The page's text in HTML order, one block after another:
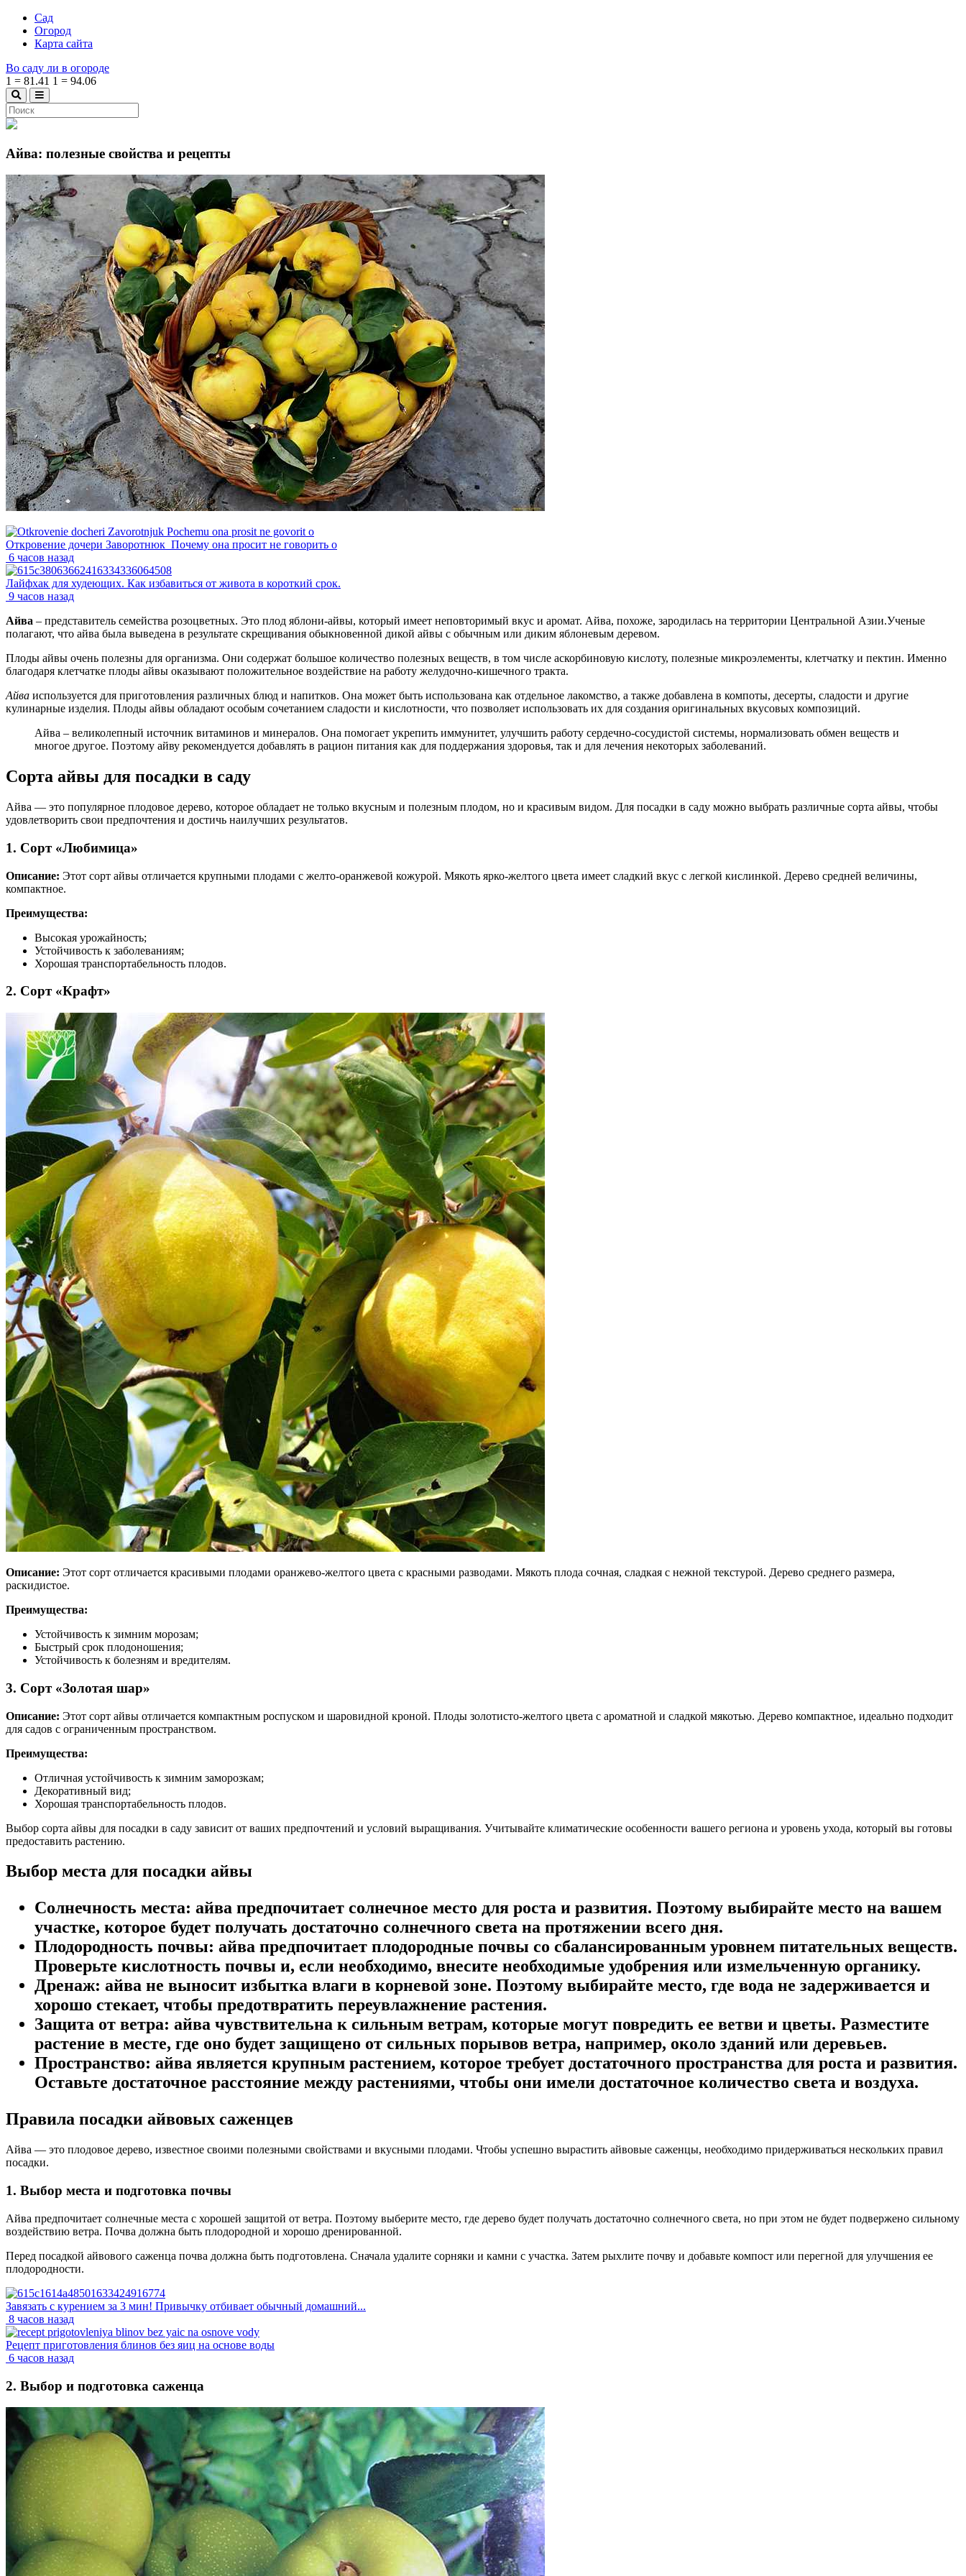
Сад
Огород
Карта сайта
Во саду ли в огороде
1 = 81.41 1 = 94.06
Айва: полезные свойства и рецепты
Откровение дочери Заворотнюк_Почему она просит не говорить о
6 часов назад
Лайфхак для худеющих. Как избавиться от живота в короткий срок.
9 часов назад
Айва – представитель семейства розоцветных. Это плод яблони-айвы, который имеет неповторимый вкус и аромат. Айва, похоже, зародилась на территории Центральной Азии.Ученые
полагают, что айва была выведена в результате скрещивания обыкновенной дикой айвы с обычным или диким яблоневым деревом.
Плоды айвы очень полезны для организма. Они содержат большое количество полезных веществ, в том числе аскорбиновую кислоту, полезные микроэлементы, клетчатку и пектин. Именно
благодаря клетчатке плоды айвы оказывают положительное воздействие на работу желудочно-кишечного тракта.
Айва используется для приготовления различных блюд и напитков. Она может быть использована как отдельное лакомство, а также добавлена в компоты, десерты, сладости и другие
кулинарные изделия. Плоды айвы обладают особым сочетанием сладости и кислотности, что позволяет использовать их для создания оригинальных вкусовых композиций.
Айва – великолепный источник витаминов и минералов. Она помогает укрепить иммунитет, улучшить работу сердечно-сосудистой системы, нормализовать обмен веществ и
многое другое. Поэтому айву рекомендуется добавлять в рацион питания как для поддержания здоровья, так и для лечения некоторых заболеваний.
Сорта айвы для посадки в саду
Айва — это популярное плодовое дерево, которое обладает не только вкусным и полезным плодом, но и красивым видом. Для посадки в саду можно выбрать различные сорта айвы, чтобы
удовлетворить свои предпочтения и достичь наилучших результатов.
1. Сорт «Любимица»
Описание: Этот сорт айвы отличается крупными плодами с желто-оранжевой кожурой. Мякоть ярко-желтого цвета имеет сладкий вкус с легкой кислинкой. Дерево средней величины,
компактное.
Преимущества:
Высокая урожайность;
Устойчивость к заболеваниям;
Хорошая транспортабельность плодов.
2. Сорт «Крафт»
Описание: Этот сорт отличается красивыми плодами оранжево-желтого цвета с красными разводами. Мякоть плода сочная, сладкая с нежной текстурой. Дерево среднего размера,
раскидистое.
Преимущества:
Устойчивость к зимним морозам;
Быстрый срок плодоношения;
Устойчивость к болезням и вредителям.
3. Сорт «Золотая шар»
Описание: Этот сорт айвы отличается компактным роспуском и шаровидной кроной. Плоды золотисто-желтого цвета с ароматной и сладкой мякотью. Дерево компактное, идеально подходит
для садов с ограниченным пространством.
Преимущества:
Отличная устойчивость к зимним заморозкам;
Декоративный вид;
Хорошая транспортабельность плодов.
Выбор сорта айвы для посадки в саду зависит от ваших предпочтений и условий выращивания. Учитывайте климатические особенности вашего региона и уровень ухода, который вы готовы
предоставить растению.
Выбор места для посадки айвы
Солнечность места: айва предпочитает солнечное место для роста и развития. Поэтому выбирайте место на вашем
участке, которое будет получать достаточно солнечного света на протяжении всего дня.
Плодородность почвы: айва предпочитает плодородные почвы со сбалансированным уровнем питательных веществ.
Проверьте кислотность почвы и, если необходимо, внесите необходимые удобрения или измельченную органику.
Дренаж: айва не выносит избытка влаги в корневой зоне. Поэтому выбирайте место, где вода не задерживается и
хорошо стекает, чтобы предотвратить переувлажнение растения.
Защита от ветра: айва чувствительна к сильным ветрам, которые могут повредить ее ветви и цветы. Разместите
растение в месте, где оно будет защищено от сильных порывов ветра, например, около зданий или деревьев.
Пространство: айва является крупным растением, которое требует достаточного пространства для роста и развития.
Оставьте достаточное расстояние между растениями, чтобы они имели достаточное количество света и воздуха.
Правила посадки айвовых саженцев
Айва — это плодовое дерево, известное своими полезными свойствами и вкусными плодами. Чтобы успешно вырастить айвовые саженцы, необходимо придерживаться нескольких правил
посадки.
1. Выбор места и подготовка почвы
Айва предпочитает солнечные места с хорошей защитой от ветра. Поэтому выберите место, где дерево будет получать достаточно солнечного света, но при этом не будет подвержено сильному
воздействию ветра. Почва должна быть плодородной и хорошо дренированной.
Перед посадкой айвового саженца почва должна быть подготовлена. Сначала удалите сорняки и камни с участка. Затем рыхлите почву и добавьте компост или перегной для улучшения ее
плодородности.
Завязать с курением за 3 мин! Привычку отбивает обычный домашний...
8 часов назад
Рецепт приготовления блинов без яиц на основе воды
6 часов назад
2. Выбор и подготовка саженца